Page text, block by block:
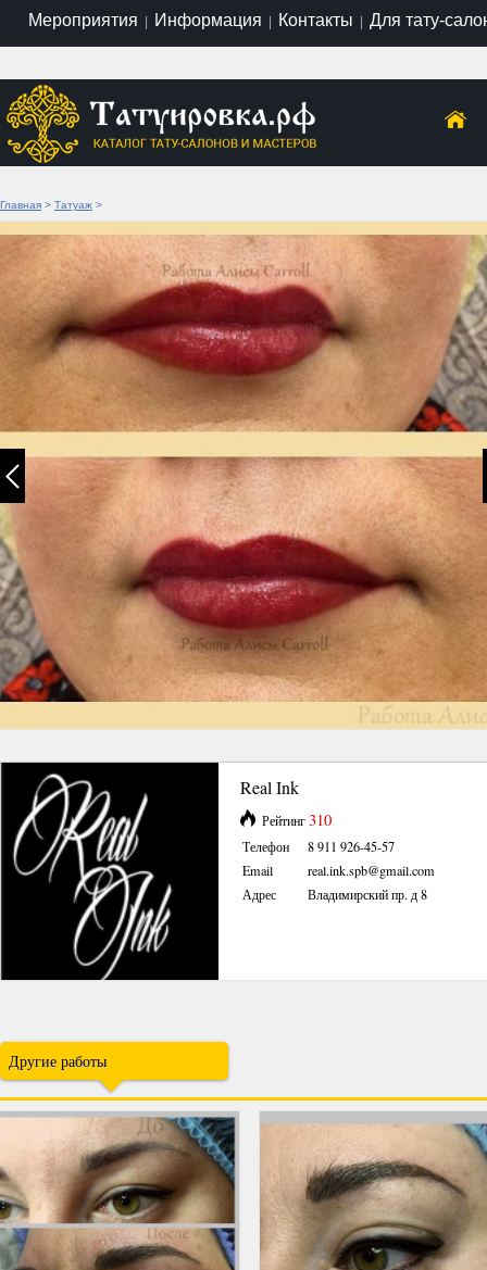
Мероприятия | Информация | Контакты | Для тату-
Главная > Татуаж >
Real Ink
Рейтинг310
Телефон
8 911 926-45-57
Email
real.ink.spb@gmail.com
Адрес
Владимирский пр. д 8
Другие работы